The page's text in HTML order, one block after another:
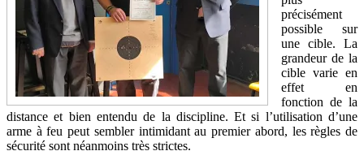
précisément
possible sur
une cible. La
grandeur de la
cible varie en
effet en
fonction de la
distance et bien entendu de la discipline. Et si l’utilisation d’une
arme à feu peut sembler intimidant au premier abord, les règles de
sécurité sont néanmoins très strictes.